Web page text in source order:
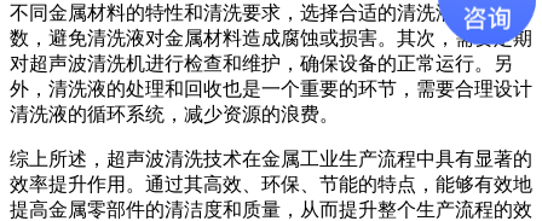
不同金属材料的特性和清洗要求，选择合适的清洗液和清洗参
数，避免清洗液对金属材料造成腐蚀或损害。其次，需要定期
对超声波清洗机进行检查和维护，确保设备的正常运行。另
外，清洗液的处理和回收也是一个重要的环节，需要合理设计
清洗液的循环系统，减少资源的浪费。
综上所述，超声波清洗技术在金属工业生产流程中具有显著的
效率提升作用。通过其高效、环保、节能的特点，能够有效地
提高金属零部件的清洁度和质量，从而提升整个生产流程的效